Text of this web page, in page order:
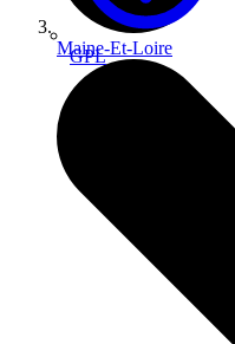
GPL
Maine-Et-Loire